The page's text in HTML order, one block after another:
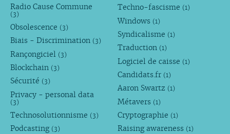
Radio Cause Commune
(3)
Obsolescence (3)
Biais - Discrimination (3)
Rançongiciel (3)
Blockchain (3)
Sécurité (3)
Privacy - personal data
(3)
Technosolutionnisme (3)
Podcasting (3)
Techno-fascisme (1)
Windows (1)
Syndicalisme (1)
Traduction (1)
Logiciel de caisse (1)
Candidats.fr (1)
Aaron Swartz (1)
Métavers (1)
Cryptographie (1)
Raising awareness (1)